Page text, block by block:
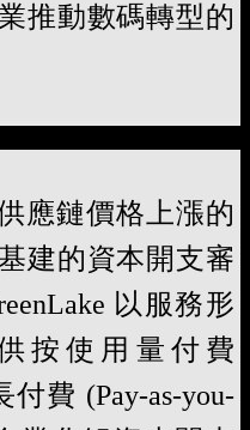
推動數碼轉型的
應鏈價格上漲的
建的資本開支審
以服務形
供按使用量付費
付費 (Pay-as-you-